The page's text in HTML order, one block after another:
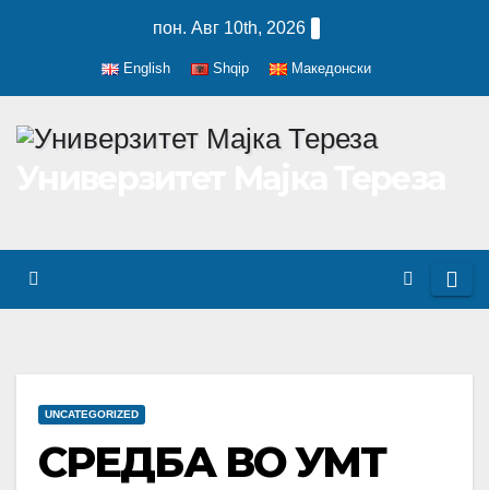
пон. Авг 10th, 2026
English Shqip Македонски
UNCATEGORIZED
СРЕДБА ВО УМТ